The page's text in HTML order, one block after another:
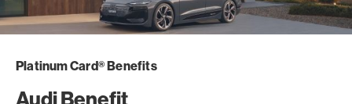
Platinum Card® Benefits